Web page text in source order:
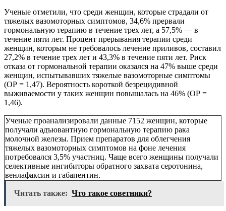
Ученые отметили, что среди женщин, которые страдали от
тяжелых вазомоторных симптомов, 34,6% прервали
гормональную терапию в течение трех лет, а 57,5% — в
течение пяти лет. Процент прерывания терапии среди
женщин, которым не требовалось лечение приливов, составил
27,2% в течение трех лет и 43,3% в течение пяти лет. Риск
отказа от гормональной терапии оказался на 47% выше среди
женщин, испытывавших тяжелые вазомоторные симптомы
(ОР = 1,47). Вероятность короткой безрецидивной
выживаемости у таких женщин повышалась на 46% (ОР =
1,46).
Ученые проанализировали данные 7152 женщин, которые
получали адъювантную гормональную терапию рака
молочной железы. Прием препаратов для облегчения
тяжелых вазомоторных симптомов на фоне лечения
потребовался 3,5% участниц. Чаще всего женщины получали
селективные ингибиторы обратного захвата серотонина,
венлафаксин и габапентин.
Читать также: Что такое советники?